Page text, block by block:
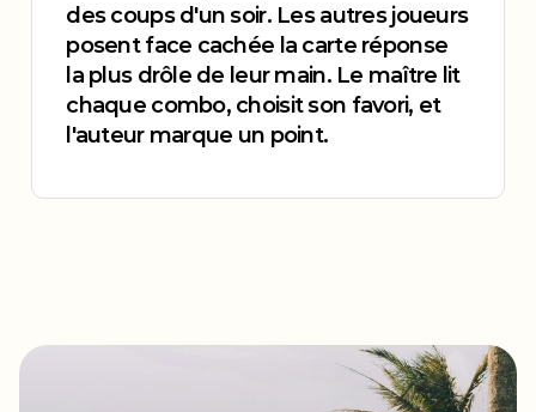
des coups d'un soir. Les autres joueurs
posent face cachée la carte réponse
la plus drôle de leur main. Le maître lit
chaque combo, choisit son favori, et
l'auteur marque un point.